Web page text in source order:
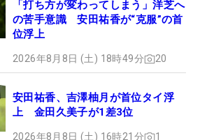
「打ち方が変わってしまう」洋芝へ
の苦手意識 安田祐香が“克服”の首
位浮上
2026年8月8日 (土) 18時49分 20
安田祐香、吉澤柚月が首位タイ浮
上 金田久美子が1差3位
2026年8月8日 (土) 16時21分 1